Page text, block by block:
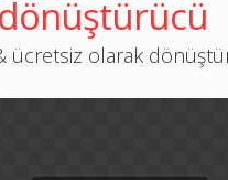
ücretsiz olarak